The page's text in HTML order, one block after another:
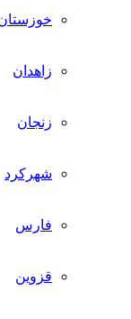
زاهدان
زنجان
شهرکرد
فارس
قزوین